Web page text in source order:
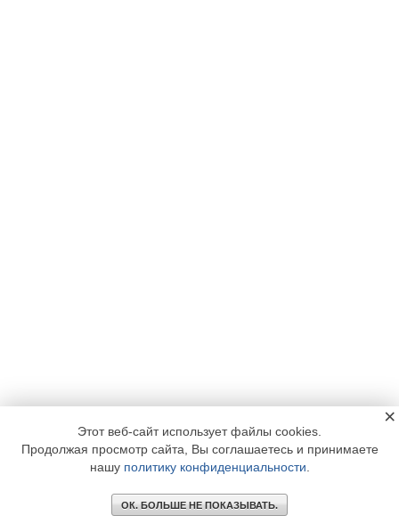
Этот веб-сайт использует файлы cookies.
Продолжая просмотр сайта, Вы соглашаетесь и принимаете
нашу политику конфиденциальности
ОК. БОЛЬШЕ НЕ ПОКАЗЫВАТЬ.
×